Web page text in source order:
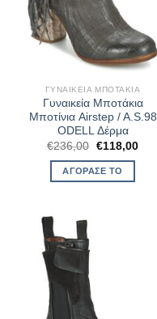
ΓΥΝΑΙΚΕΊΑ ΜΠΟΤΆΚΙΑ
Γυναικεία Μποτάκια
Μποτίνια Airstep / A.S.98
ODELL Δέρμα
€236,00 Original
was:
€236,00.
€118,00Η
ΑΓΌΡΑΣΈ ΤΟ